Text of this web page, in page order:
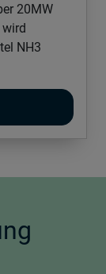
20MW
NH3